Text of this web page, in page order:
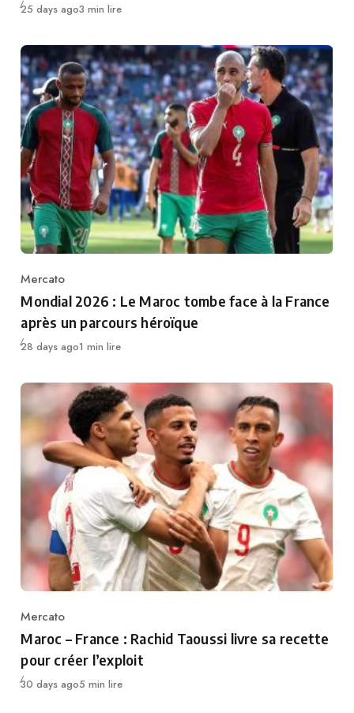
Publié
25 days ago3 min lire
Category
Mercato
Mondial 2026 : Le Maroc tombe face à la France
après un parcours héroïque
Publié
28 days ago1 min lire
Category
Mercato
Maroc – France : Rachid Taoussi livre sa recette
pour créer l’exploit
Publié
30 days ago5 min lire